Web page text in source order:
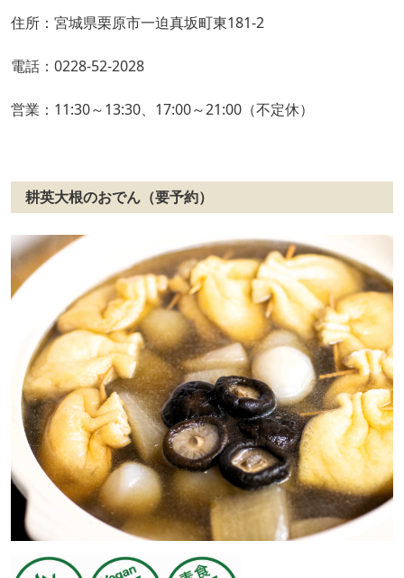
住所：宮城県栗原市一迫真坂町東181-2
電話：0228-52-2028
営業：11:30～13:30、17:00～21:00（不定休）
耕英大根のおでん（要予約）